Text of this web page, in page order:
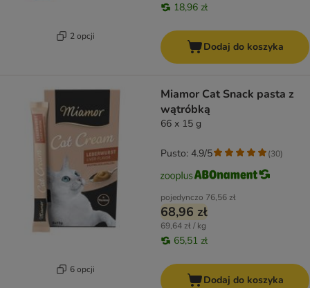
2 opcji
18,96 zł
Dodaj do koszyka
6 opcji
Miamor Cat Snack pasta z
wątróbką
66 x 15 g
pojedynczo 76,56 zł
68,96 zł
69,64 zł / kg
65,51 zł
Pusto: 4.9/5 (30)
Dodaj do koszyka